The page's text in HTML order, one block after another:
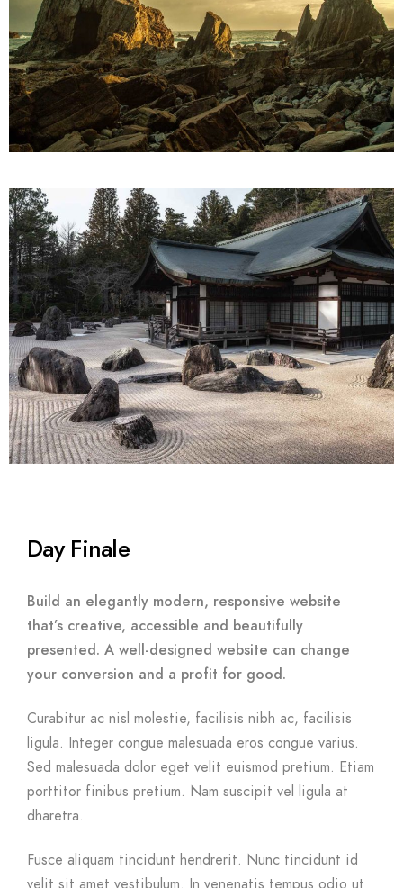
Day Finale
Build an elegantly modern, responsive website
that’s creative, accessible and beautifully
presented. A well-designed website can change
your conversion and a profit for good.
Curabitur ac nisl molestie, facilisis nibh ac, facilisis
ligula. Integer congue malesuada eros congue varius.
Sed malesuada dolor eget velit euismod pretium. Etiam
porttitor finibus pretium. Nam suscipit vel ligula at
dharetra.
Fusce aliquam tincidunt hendrerit. Nunc tincidunt id